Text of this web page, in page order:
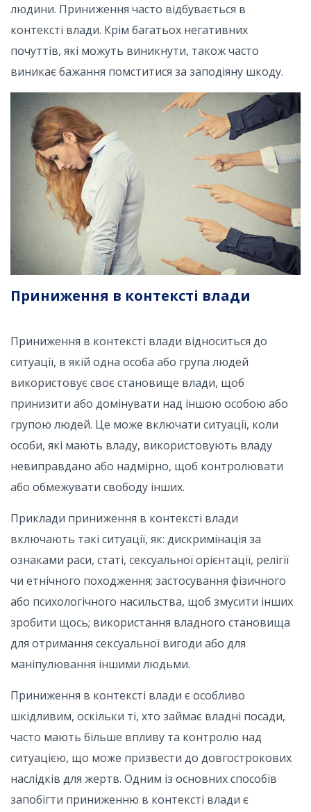
людини. Приниження часто відбувається в
контексті влади. Крім багатьох негативних
почуттів, які можуть виникнути, також часто
виникає бажання помститися за заподіяну шкоду.
Приниження в контексті влади
Приниження в контексті влади відноситься до
ситуації, в якій одна особа або група людей
використовує своє становище влади, щоб
принизити або домінувати над іншою особою або
групою людей. Це може включати ситуації, коли
особи, які мають владу, використовують владу
невиправдано або надмірно, щоб контролювати
або обмежувати свободу інших.
Приклади приниження в контексті влади
включають такі ситуації, як: дискримінація за
ознаками раси, статі, сексуальної орієнтації, релігії
чи етнічного походження; застосування фізичного
або психологічного насильства, щоб змусити інших
зробити щось; використання владного становища
для отримання сексуальної вигоди або для
маніпулювання іншими людьми.
Приниження в контексті влади є особливо
шкідливим, оскільки ті, хто займає владні посади,
часто мають більше впливу та контролю над
ситуацією, що може призвести до довгострокових
наслідків для жертв. Одним із основних способів
запобігти приниженню в контексті влади є